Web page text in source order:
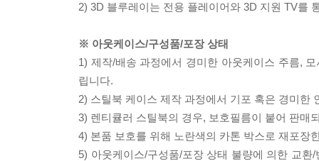
2) 3D 블루레이는 전용 플레이어와 3D 지원 TV를
※ 아웃케이스/구성품/포장 상태
1) 제작/배송 과정에서 경미한 아웃케이스 주름,
립니다.
2) 스틸북 케이스 제작 과정에서 기포 혹은 경미한
3) 렌티큘러 스틸북의 경우, 보호필름이 붙어 판매
4) 본품 보호를 위해 노란색의 카톤 박스로 재포장
5) 아웃케이스/구성품/포장 상태 불량에 의한 교